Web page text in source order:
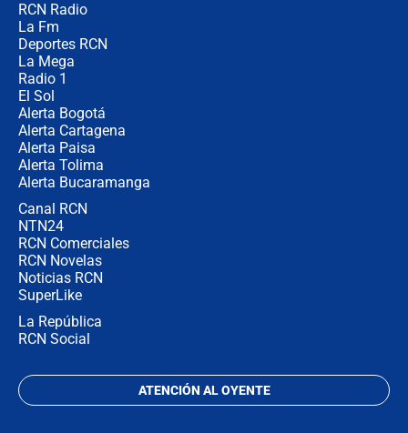
RCN Radio
La Fm
Deportes RCN
La Mega
Radio 1
El Sol
Alerta Bogotá
Alerta Cartagena
Alerta Paisa
Alerta Tolima
Alerta Bucaramanga
Canal RCN
NTN24
RCN Comerciales
RCN Novelas
Noticias RCN
SuperLike
La República
RCN Social
ATENCIÓN AL OYENTE